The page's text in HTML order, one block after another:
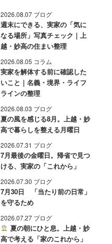
2026.08.07 ブログ
週末にできる、実家の「気に
なる場所」写真チェック｜上
越・妙高の住まい整理
2026.08.05 コラム
実家を解体する前に確認した
いこと｜名義・境界・ライフ
ラインの整理
2026.08.03 ブログ
夏の風を感じる8月。上越・妙
高で暮らしを整える月曜日
2026.07.31 ブログ
7月最後の金曜日。帰省で見つ
ける、実家の「これから」
2026.07.30 ブログ
7月30日 「当たり前の日常」
を守るため
2026.07.27 ブログ
夏の朝にひと息。上越・妙
高で考える「家のこれから」